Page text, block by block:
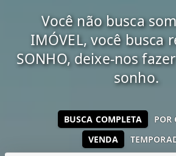
Você não busca
IMÓVEL, você busca
SONHO, deixe-nos
sonho.
VENDA
BUSCA COMPLETA POR